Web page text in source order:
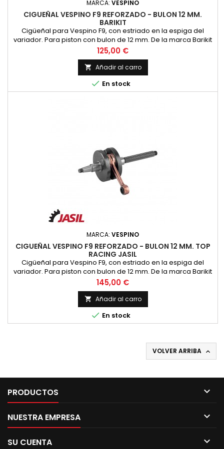
MARCA: VESPINO
CIGUEÑAL VESPINO F9 REFORZADO - BULON 12 MM.
BARIKIT
Cigüeñal para Vespino F9, con estriado en la espiga del
variador. Para piston con bulon de 12 mm. De la marca Barikit
Precio
125,00 €
 Añadir al carro
 En stock
MARCA: VESPINO
CIGUEÑAL VESPINO F9 REFORZADO - BULON 12 MM. TOP
RACING JASIL
Cigüeñal para Vespino F9, con estriado en la espiga del
variador. Para piston con bulon de 12 mm. De la marca Barikit
Precio
145,00 €
 Añadir al carro
 En stock
VOLVER ARRIBA 
PRODUCTOS 
NUESTRA EMPRESA 
SU CUENTA 